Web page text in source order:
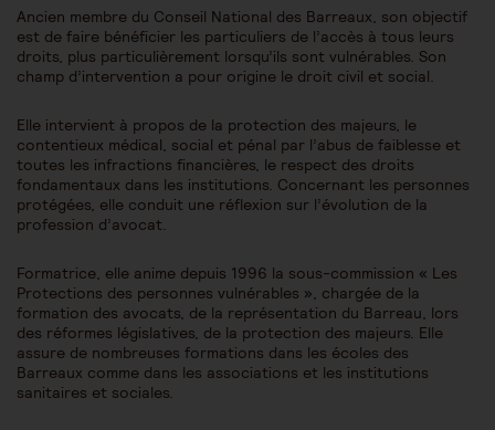
Ancien membre du Conseil National des Barreaux, son objectif
est de faire bénéficier les particuliers de l’accès à tous leurs
droits, plus particulièrement lorsqu’ils sont vulnérables. Son
champ d’intervention a pour origine le droit civil et social.
Elle intervient à propos de la protection des majeurs, le
contentieux médical, social et pénal par l’abus de faiblesse et
toutes les infractions financières, le respect des droits
fondamentaux dans les institutions. Concernant les personnes
protégées, elle conduit une réflexion sur l’évolution de la
profession d’avocat.
Formatrice, elle anime depuis 1996 la sous-commission « Les
Protections des personnes vulnérables », chargée de la
formation des avocats, de la représentation du Barreau, lors
des réformes législatives, de la protection des majeurs. Elle
assure de nombreuses formations dans les écoles des
Barreaux comme dans les associations et les institutions
sanitaires et sociales.